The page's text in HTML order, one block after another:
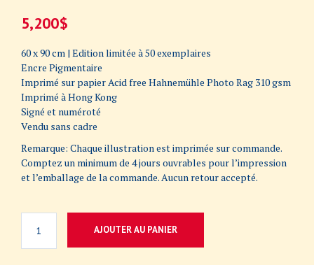
5,200$
60 x 90 cm | Edition limitée à 50 exemplaires
Encre Pigmentaire
Imprimé sur papier Acid free Hahnemühle Photo Rag 310 gsm
Imprimé à Hong Kong
Signé et numéroté
Vendu sans cadre
Remarque: Chaque illustration est imprimée sur commande.
Comptez un minimum de 4 jours ouvrables pour l’impression
et l’emballage de la commande. Aucun retour accepté.
AJOUTER AU PANIER